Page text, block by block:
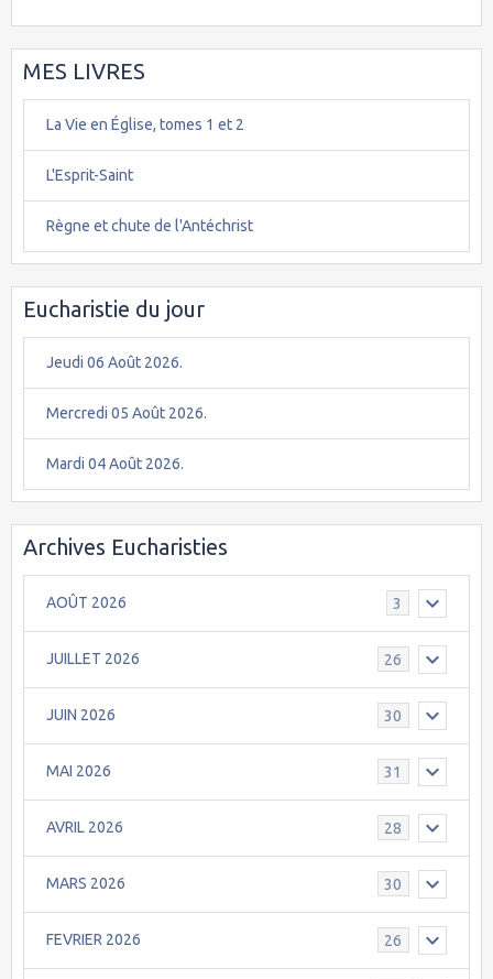
MES LIVRES
La Vie en Église, tomes 1 et 2
L'Esprit-Saint
Règne et chute de l'Antéchrist
Eucharistie du jour
Jeudi 06 Août 2026.
Mercredi 05 Août 2026.
Mardi 04 Août 2026.
Archives Eucharisties
AOÛT 2026 3
JUILLET 2026 26
JUIN 2026 30
MAI 2026 31
AVRIL 2026 28
MARS 2026 30
FEVRIER 2026 26